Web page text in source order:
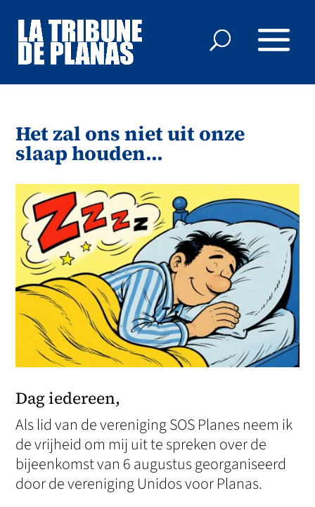
Het zal ons niet uit onze
slaap houden…
Dag iedereen,
Als lid van de vereniging SOS Planes neem ik
de vrijheid om mij uit te spreken over de
bijeenkomst van 6 augustus georganiseerd
door de vereniging Unidos voor Planas.